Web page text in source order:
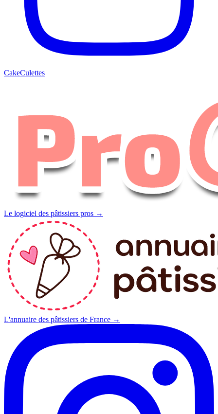
CakeCulettes
Le logiciel des pâtissiers pros →
L'annuaire des pâtissiers de France →